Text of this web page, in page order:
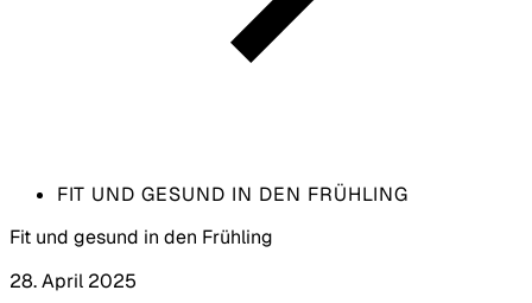
FIT UND GESUND IN DEN FRÜHLING
Fit und gesund in den Frühling
28. April 2025